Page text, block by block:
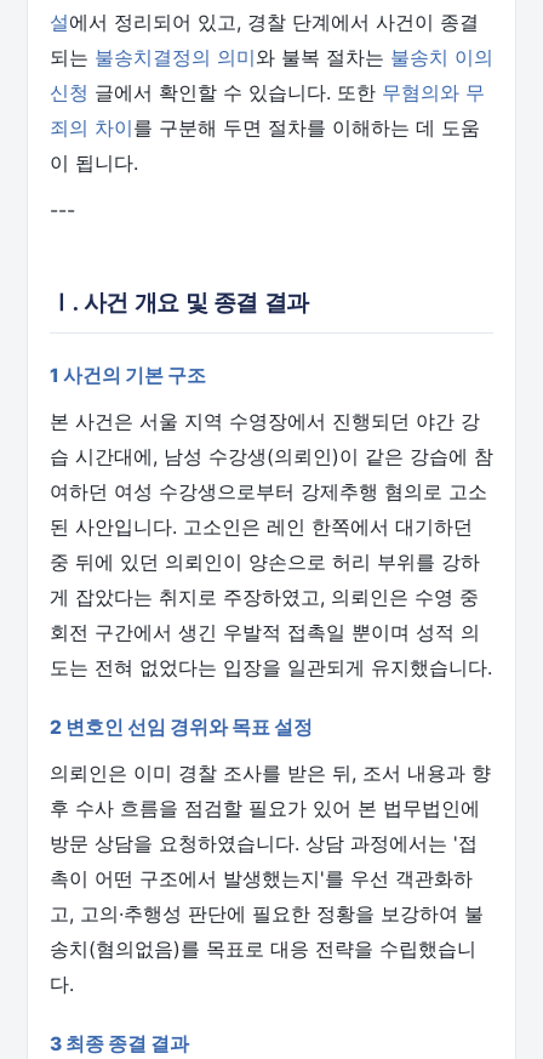
설에서 정리되어 있고, 경찰 단계에서 사건이 종결
되는 불송치결정의 의미와 불복 절차는 불송치 이의
신청 글에서 확인할 수 있습니다. 또한 무혐의와 무
죄의 차이를 구분해 두면 절차를 이해하는 데 도움
이 됩니다.
---
Ⅰ. 사건 개요 및 종결 결과
1 사건의 기본 구조
본 사건은 서울 지역 수영장에서 진행되던 야간 강
습 시간대에, 남성 수강생(의뢰인)이 같은 강습에 참
여하던 여성 수강생으로부터 강제추행 혐의로 고소
된 사안입니다. 고소인은 레인 한쪽에서 대기하던
중 뒤에 있던 의뢰인이 양손으로 허리 부위를 강하
게 잡았다는 취지로 주장하였고, 의뢰인은 수영 중
회전 구간에서 생긴 우발적 접촉일 뿐이며 성적 의
도는 전혀 없었다는 입장을 일관되게 유지했습니다.
2 변호인 선임 경위와 목표 설정
의뢰인은 이미 경찰 조사를 받은 뒤, 조서 내용과 향
후 수사 흐름을 점검할 필요가 있어 본 법무법인에
방문 상담을 요청하였습니다. 상담 과정에서는 '접
촉이 어떤 구조에서 발생했는지'를 우선 객관화하
고, 고의·추행성 판단에 필요한 정황을 보강하여 불
송치(혐의없음)를 목표로 대응 전략을 수립했습니
다.
3 최종 종결 결과